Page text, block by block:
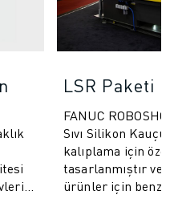
LSR Paketi
FANUC
Sıvı Silikon
kalıplama için
tasarlanmıştır ve
ürünler için